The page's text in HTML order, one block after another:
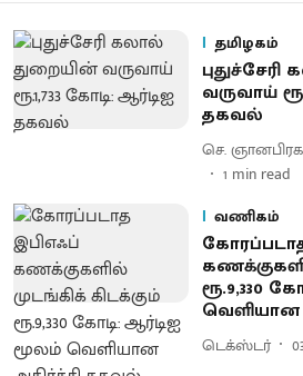
தமிழகம்
வருவாய்
தகவல்
செ.
1 min read
வணிகம்
ரூ.9,330
வெளியான
டெக்ஸ்டர்